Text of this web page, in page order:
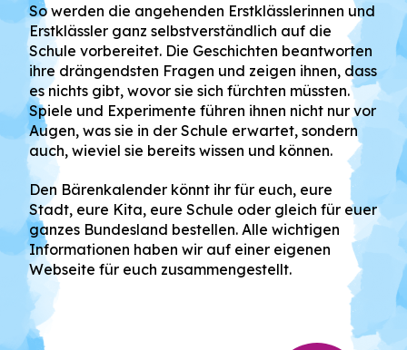
So werden die angehenden Erstklässlerinnen und
Erstklässler ganz selbstverständlich auf die
Schule vorbereitet. Die Geschichten beantworten
ihre drängendsten Fragen und zeigen ihnen, dass
es nichts gibt, wovor sie sich fürchten müssten.
Spiele und Experimente führen ihnen nicht nur vor
Augen, was sie in der Schule erwartet, sondern
auch, wieviel sie bereits wissen und können.
Den Bärenkalender könnt ihr für euch, eure
Stadt, eure Kita, eure Schule oder gleich für euer
ganzes Bundesland bestellen. Alle wichtigen
Informationen haben wir auf einer eigenen
Webseite für euch zusammengestellt.